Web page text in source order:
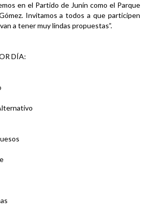
en el Partido de Junín como el Parque
Invitamos a todos a que participen
a tener muy lindas propuestas”.
DÍA: